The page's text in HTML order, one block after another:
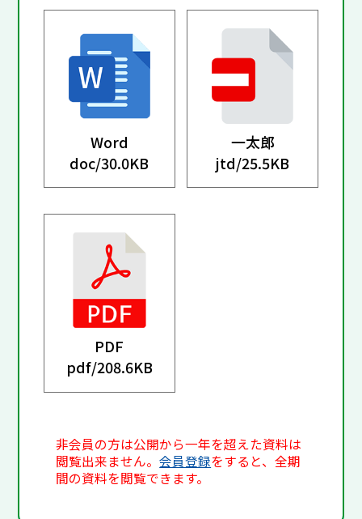
Word
doc/30.0KB
一太郎
jtd/25.5KB
PDF
pdf/208.6KB
非会員の方は公開から一年を超えた資料は
閲覧出来ません。会員登録をすると、全期
間の資料を閲覧できます。